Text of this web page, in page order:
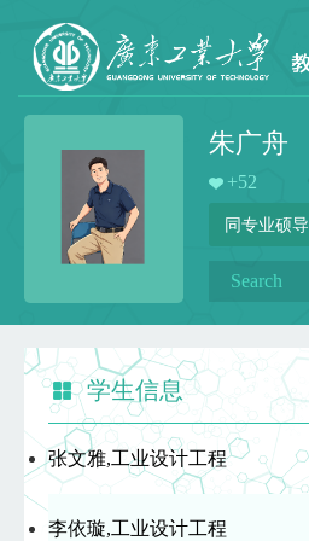
朱广舟
+52
同专业硕导
学生信息
张文雅,工业设计工程
李依璇,工业设计工程